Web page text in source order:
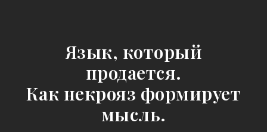
Язык, который
продается.
Как некрояз формирует
мысль.